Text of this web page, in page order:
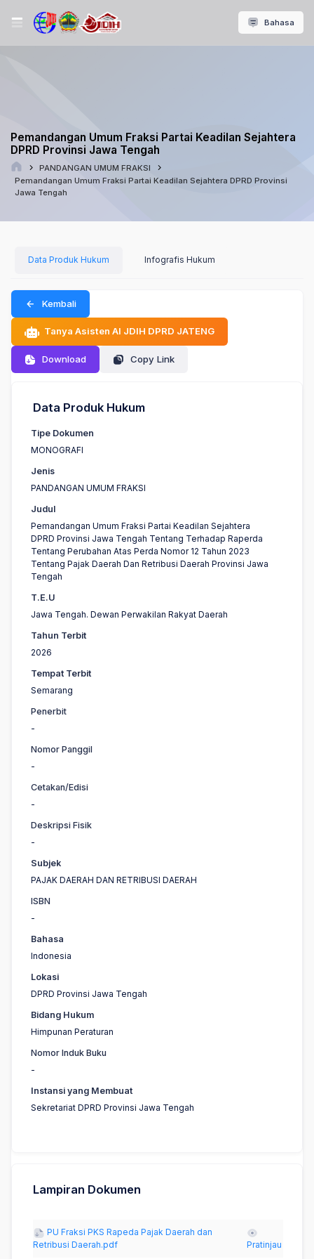
Bahasa
Pemandangan Umum Fraksi Partai Keadilan Sejahtera
DPRD Provinsi Jawa Tengah
PANDANGAN UMUM FRAKSI
Pemandangan Umum Fraksi Partai Keadilan Sejahtera DPRD Provinsi
Jawa Tengah
Data Produk Hukum Infografis Hukum
Kembali
Tanya Asisten AI JDIH DPRD JATENG
Download Copy Link
Data Produk Hukum
Tipe Dokumen
MONOGRAFI
Jenis
PANDANGAN UMUM FRAKSI
Judul
Pemandangan Umum Fraksi Partai Keadilan Sejahtera
DPRD Provinsi Jawa Tengah Tentang Terhadap Raperda
Tentang Perubahan Atas Perda Nomor 12 Tahun 2023
Tentang Pajak Daerah Dan Retribusi Daerah Provinsi Jawa
Tengah
T.E.U
Jawa Tengah. Dewan Perwakilan Rakyat Daerah
Tahun Terbit
2026
Tempat Terbit
Semarang
Penerbit
-
Nomor Panggil
-
Cetakan/Edisi
-
Deskripsi Fisik
-
Subjek
PAJAK DAERAH DAN RETRIBUSI DAERAH
ISBN
-
Bahasa
Indonesia
Lokasi
DPRD Provinsi Jawa Tengah
Bidang Hukum
Himpunan Peraturan
Nomor Induk Buku
-
Instansi yang Membuat
Sekretariat DPRD Provinsi Jawa Tengah
Lampiran Dokumen
PU Fraksi PKS Rapeda Pajak Daerah dan
Retribusi Daerah.pdf
Pratinjau